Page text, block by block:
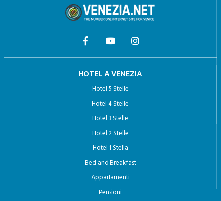
HOTEL A VENEZIA
Hotel 5 Stelle
Hotel 4 Stelle
Hotel 3 Stelle
Hotel 2 Stelle
Hotel 1 Stella
Bed and Breakfast
Appartamenti
Pensioni